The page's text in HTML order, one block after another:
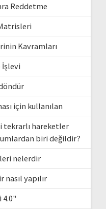
Reddetme
Kavramları
İşlevi
döndür
için kullanılan
tekrarlı hareketler
biri değildir?
nelerdir
yapılır
4.0"